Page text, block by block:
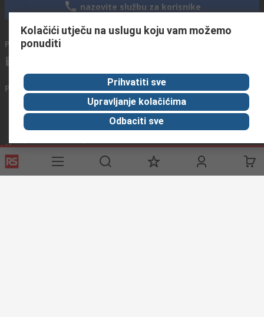
nazovite službu za korisnike
Pošaljite nam email
Povežite se s nama
Korisne poveznice
Usluge
O RS-u
Industrijska
Kolačići utječu na uslugu koju vam možemo
ponuditi
Prihvatiti sve
Upravljanje kolačićima
Odbaciti sve